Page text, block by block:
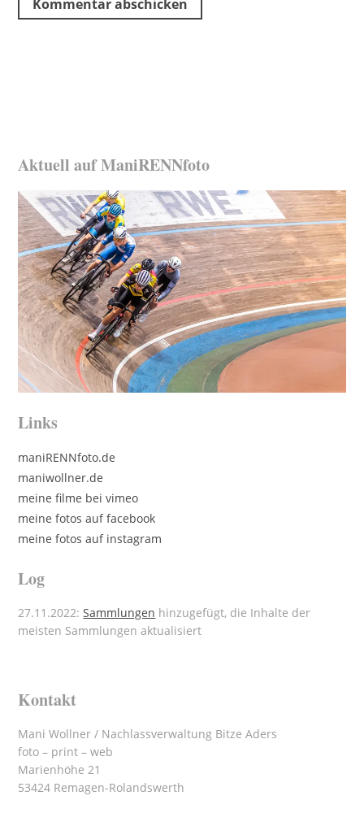
Aktuell auf ManiRENNfoto
Links
maniRENNfoto.de
maniwollner.de
meine filme bei vimeo
meine fotos auf facebook
meine fotos auf instagram
Log
27.11.2022:Sammlungen hinzugefügt, die Inhalte der
meisten Sammlungen aktualisiert
Kontakt
Mani Wollner / Nachlassverwaltung Bitze Aders
foto – print – web
Marienhöhe 21
53424 Remagen-Rolandswerth